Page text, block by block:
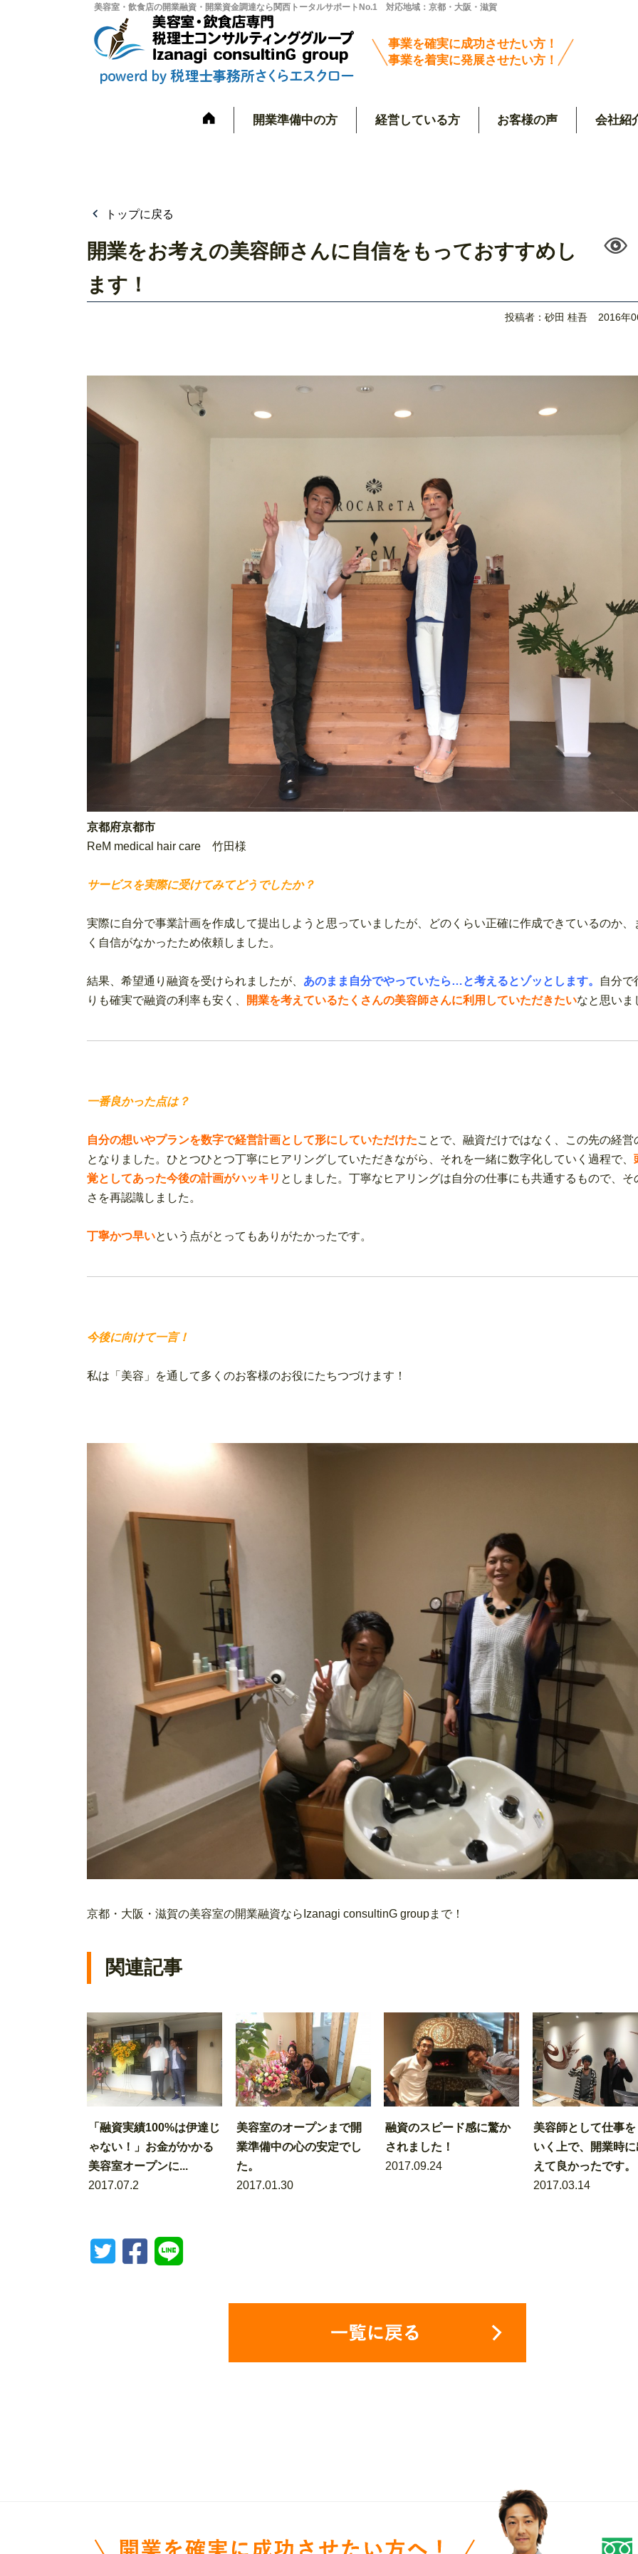
美容室・飲食店の開業融資・開業資金調達なら関西トータルサポートNo.1 対応地域：京都・大阪・滋賀
事業を確実に成功させたい方！
事業を着実に発展させたい方！
開業準備中の方 経営している方 お客様の声 会社紹
トップに戻る
開業をお考えの美容師さんに自信をもっておすすめし
ます！
投稿者：砂田 桂吾 2016年
京都府京都市
ReM medical hair care 竹田様
サービスを実際に受けてみてどうでしたか？
実際に自分で事業計画を作成して提出しようと思っていましたが、どのくらい正確に作成できているのか、
く自信がなかったため依頼しました。
結果、希望通り融資を受けられましたが、 あのまま自分でやっていたら…と考えるとゾッとします。
自分で
りも確実で融資の利率も安く、
開業を考えているたくさんの美容師さんに利用していただきたいなと思いま
一番良かった点は？
自分の想いやプランを数字で経営計画として形にしていただけたことで、融資だけではなく、この先の経営
となりました。ひとつひとつ丁寧にヒアリングしていただきながら、それを一緒に数字化していく過程で、
覚としてあった今後の計画がハッキリ としました。丁寧なヒアリングは自分の仕事にも共通するもので、そ
さを再認識しました。
丁寧かつ早いという点がとってもありがたかったです。
今後に向けて一言！
私は「美容」を通して多くのお客様のお役にたちつづけます！
京都・大阪・滋賀の美容室の開業融資ならIzanagi consultinG groupまで！
関連記事
「融資実績100%は伊達じ
ゃない！」お金がかかる
美容室オープンに...
2017.07.2
美容室のオープンまで開
業準備中の心の安定でし
た。
2017.01.30
融資のスピード感に驚か
されました！
2017.09.24
美容師として仕事
いく上で、開業時
えて良かったです。
2017.03.14